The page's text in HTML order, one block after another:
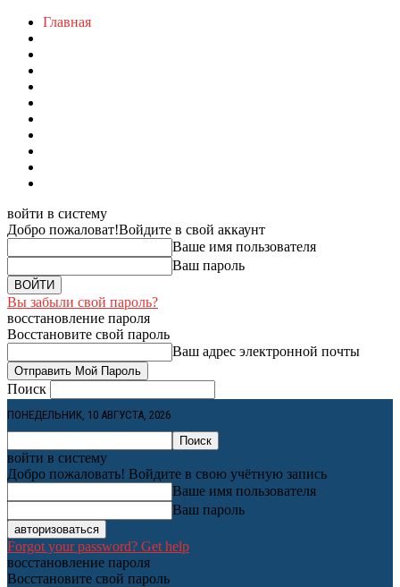
Главная
войти в систему
Добро пожаловат!Войдите в свой аккаунт
Ваше имя пользователя
Ваш пароль
Вы забыли свой пароль?
восстановление пароля
Восстановите свой пароль
Ваш адрес электронной почты
Поиск
ПОНЕДЕЛЬНИК, 10 АВГУСТА, 2026
войти в систему
Добро пожаловать! Войдите в свою учётную запись
Ваше имя пользователя
Ваш пароль
Forgot your password? Get help
восстановление пароля
Восстановите свой пароль